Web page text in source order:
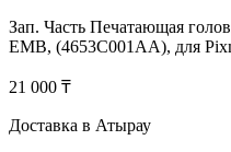
Зап. Часть Печатающая
EMB, (4653C001AA), для
21 000 ₸
Доставка в Атырау